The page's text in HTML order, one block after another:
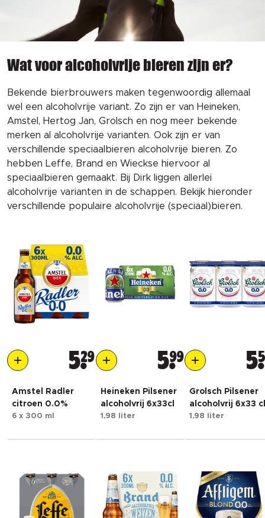
Wat voor alcoholvrije bieren zijn er?
Bekende bierbrouwers maken tegenwoordig allemaal
wel een alcoholvrije variant. Zo zijn er van Heineken,
Amstel, Hertog Jan, Grolsch en nog meer bekende
merken al alcoholvrije varianten. Ook zijn er van
verschillende speciaalbieren alcoholvrije bieren. Zo
hebben Leffe, Brand en Wieckse hiervoor al
speciaalbieren gemaakt. Bij Dirk liggen allerlei
alcoholvrije varianten in de schappen. Bekijk hieronder
verschillende populaire alcoholvrije (speciaal)bieren.
529
Amstel Radler
citroen 0.0%
6 x 300 ml
599
Heineken Pilsener
alcoholvrij 6x33cl
1,98 liter
5
Grolsch Pilsener
alcoholvrij 6x33 cl
1,98 liter